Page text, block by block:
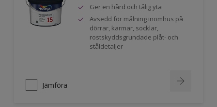
Ger en hård och tålig yta
Avsedd för målning inomhus på
dörrar, karmar, socklar,
rostskyddsgrundade plåt- och
ståldetaljer
Jämföra